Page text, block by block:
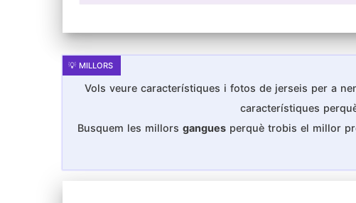
Vols veure característiques i fotos de jerseis per a
característiques
Busquem les millors gangues perquè trobis el millor